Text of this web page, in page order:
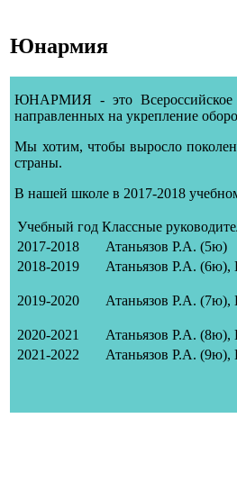
Юнармия
ЮНАРМИЯ - это Всероссийское
направленных на укрепление
Мы хотим, чтобы выросло
страны.
В нашей школе в 2017-2018
Учебный год Классные
2017-2018
Атаньязов Р.А. (5ю)
2018-2019
Атаньязов Р.А.
2019-2020 Атаньязов Р.А. (7ю),
2020-2021 Атаньязов Р.А. (8ю),
2021-2022
Атаньязов Р.А. (9ю),